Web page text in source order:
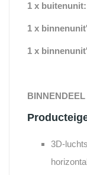
1 x
1 x
1 x
BINNENDEEL
3D-